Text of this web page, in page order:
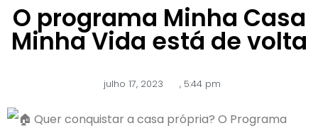
O programa Minha Casa
Minha Vida está de volta
julho 17, 2023 ,5:44 pm
Quer conquistar a casa própria? O Programa